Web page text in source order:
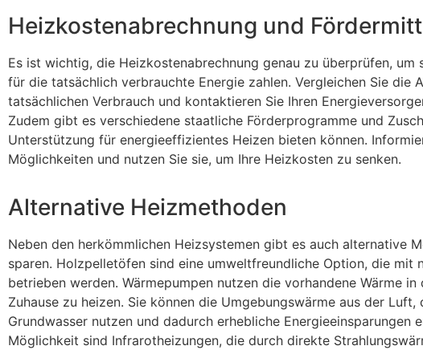
Heizkostenabrechnung und
Es ist wichtig, die Heizkostenabrechnung genau zu überprüfen, um
für die tatsächlich verbrauchte Energie zahlen. Vergleichen Sie die
tatsächlichen Verbrauch und kontaktieren Sie Ihren
Zudem gibt es verschiedene staatliche Förderprogramme und
Unterstützung für energieeffizientes Heizen bieten können.
Möglichkeiten und nutzen Sie sie, um Ihre Heizkosten zu senken.
Alternative Heizmethoden
Neben den herkömmlichen Heizsystemen gibt es auch alternative
sparen. Holzpelletöfen sind eine umweltfreundliche Option, die mit
betrieben werden. Wärmepumpen nutzen die vorhandene Wärme
Zuhause zu heizen. Sie können die Umgebungswärme aus der
Grundwasser nutzen und dadurch erhebliche Energieeinsparungen
Möglichkeit sind Infrarotheizungen, die durch direkte